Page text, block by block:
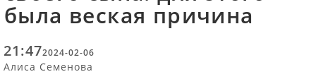
была веская причина
21:472024-02-06
Алиса Семенова